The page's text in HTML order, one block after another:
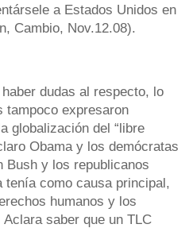
a Estados Unidos en
Cambio, Nov.12.08).
dudas al respecto, lo
tampoco expresaron
globalización del “libre
Obama y los demócratas
Bush y los republicanos
tenía como causa principal,
humanos y los
saber que un TLC